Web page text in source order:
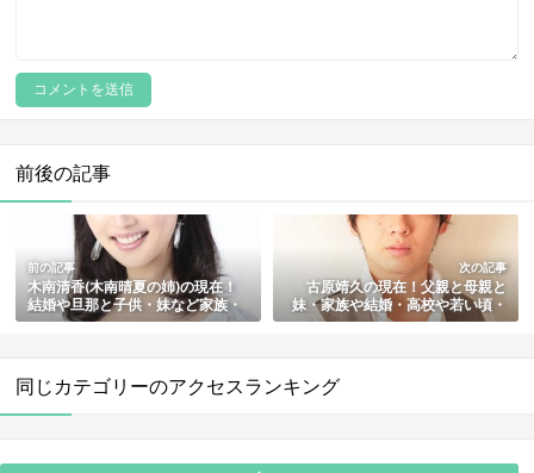
前後の記事
前の記事
木南清香(木南晴夏の姉)の現在！
結婚や旦那と子供・妹など家族・
宝塚出身の噂や経歴まとめ
次の記事
古原靖久の現在！父親と母親と
妹・家族や結婚・高校や若い頃・
杉本有美との文春記事の真相まと
同じカテゴリーのアクセスランキング